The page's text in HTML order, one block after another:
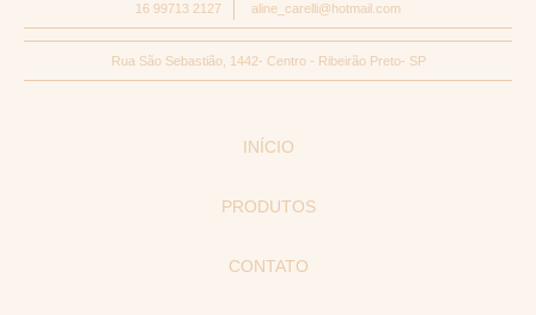
16 99713 2127 aline_carelli@hotmail.com
Rua São Sebastião, 1442- Centro - Ribeirão Preto- SP
INÍCIO
PRODUTOS
CONTATO